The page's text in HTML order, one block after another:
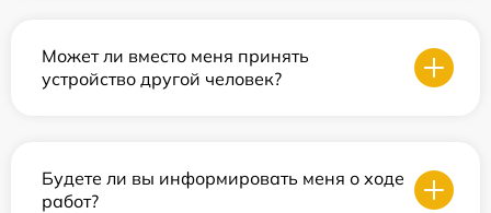
Может ли вместо меня принять
устройство другой человек?
Будете ли вы информировать меня о ходе
работ?